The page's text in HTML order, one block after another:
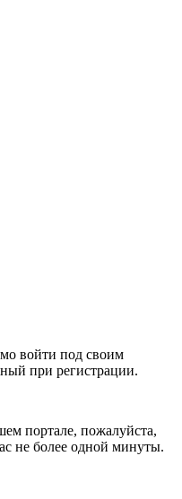
войти под своим
при регистрации.
портале, пожалуйста,
не более одной минуты.